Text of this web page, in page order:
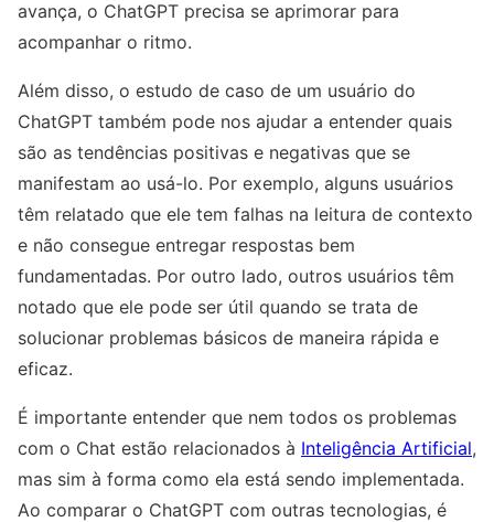
avança, o ChatGPT precisa se aprimorar para
acompanhar o ritmo.
Além disso, o estudo de caso de um usuário do
ChatGPT também pode nos ajudar a entender quais
são as tendências positivas e negativas que se
manifestam ao usá-lo. Por exemplo, alguns usuários
têm relatado que ele tem falhas na leitura de contexto
e não consegue entregar respostas bem
fundamentadas. Por outro lado, outros usuários têm
notado que ele pode ser útil quando se trata de
solucionar problemas básicos de maneira rápida e
eficaz.
É importante entender que nem todos os problemas
com o Chat estão relacionados à Inteligência Artificial,
mas sim à forma como ela está sendo implementada.
Ao comparar o ChatGPT com outras tecnologias, é